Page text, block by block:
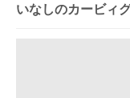
いなしのカービィ